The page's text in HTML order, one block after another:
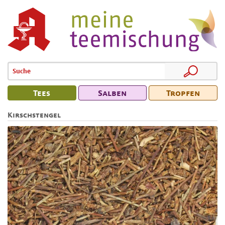
Tees Salben Tropfen
Kirschstengel